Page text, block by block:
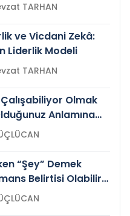
Prof.Dr. Nevzat TARHAN
ve Vicdani Zekâ:
Liderlik Modeli
Prof.Dr. Nevzat TARHAN
Olmak
Anlamına
GÜÇLÜCAN
“Şey” Demek
Belirtisi Olabilir
GÜÇLÜCAN